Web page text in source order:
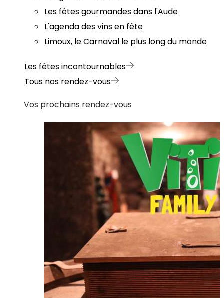
Les fêtes gourmandes dans l'Aude
L'agenda des vins en fête
Limoux, le Carnaval le plus long du monde
Les fêtes incontournables
Tous nos rendez-vous
Vos prochains rendez-vous